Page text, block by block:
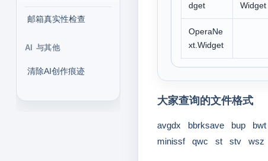
邮箱真实性检查
AI 与其他
清除AI创作痕迹
dget
Widget
OperaNe
xt.Widget
大家查询的文件格式
avgdx bbrksave bup bwt
minissf
qwc st stv wsz